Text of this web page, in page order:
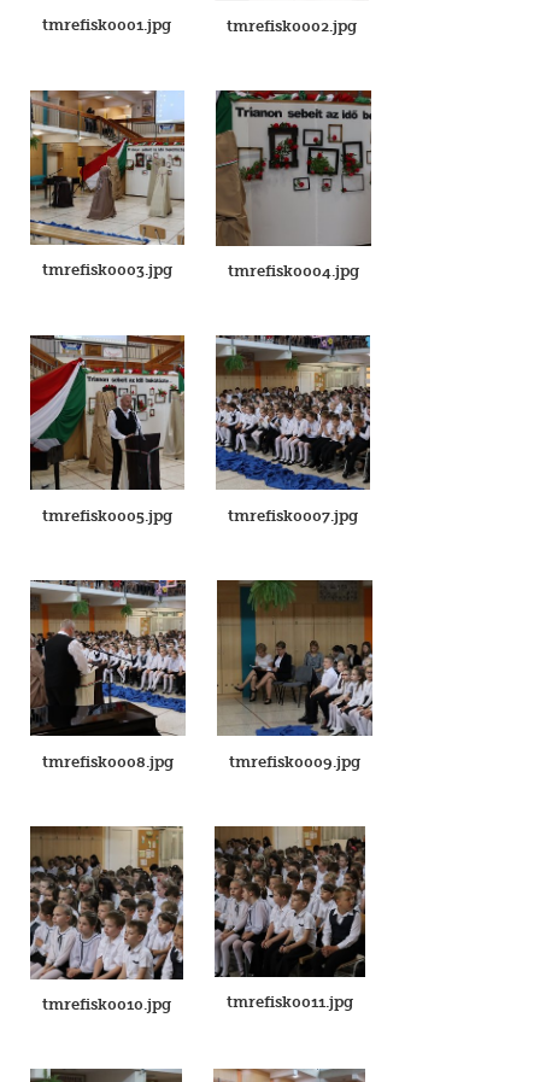
tmrefisk0001.jpg tmrefisk0002.jpg
tmrefisk0003.jpg tmrefisk0004.jpg
tmrefisk0005.jpg tmrefisk0007.jpg
tmrefisk0008.jpg tmrefisk0009.jpg
tmrefisk0010.jpg tmrefisk0011.jpg